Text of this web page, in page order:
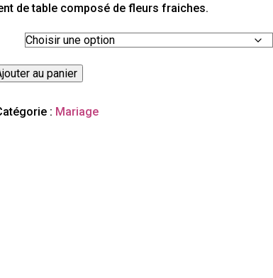
prix :
30,00 €
à
150,00 €
de table composé de fleurs fraiches.
au panier
: Mariage